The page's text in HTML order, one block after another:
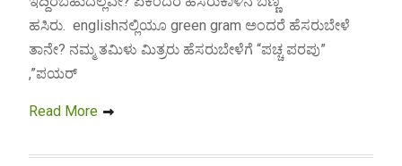
ಹಸಿರು. englishನಲ್ಲಿಯೂ green gram ಅಂದರೆ ಹೆಸರುಬೇಳೆ
ತಾನೇ? ನಮ್ಮ ತಮಿಳು ಮಿತ್ರರು ಹೆಸರುಬೇಳೆಗೆ “ಪಚ್ಚ ಪರಪು”
,”ಪಯರ್
Read More